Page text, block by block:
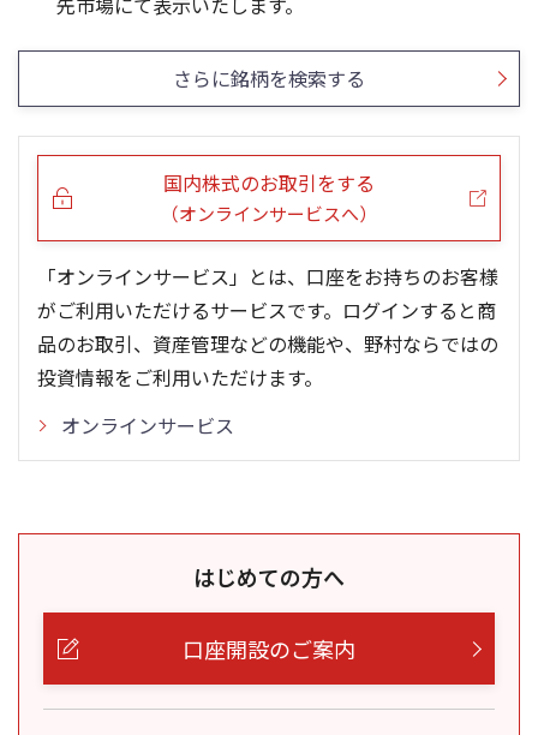
13週移動平均 26週移動平均 出来高(千)
0
5ヶ月移動平均 25ヶ月移動平均 出来高(千)
0
さらに銘柄を検索する
国内株式のお取引をする
（オンラインサービスへ）
「オンラインサービス」とは、口座をお持ちのお客様
がご利用いただけるサービスです。ログインすると商
品のお取引、資産管理などの機能や、野村ならではの
投資情報をご利用いただけます。
オンラインサービス
はじめての方へ
口座開設のご案内